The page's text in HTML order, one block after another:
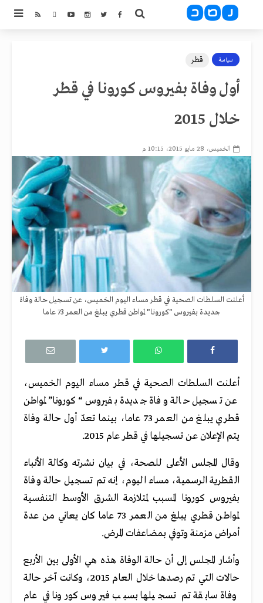
سياسة قطر
أول وفاة بفيروس كورونا في قطر
خلال 2015
الخميس، 28 مايو 2015، 10:15 م
أعلنت السلطات الصحية في قطر مساء اليوم الخميس، عن تسجيل حالة وفاة
جديدة بفيروس "كورونا" لمواطن قطري يبلغ من العمر 73 عاما
أعلنت السلطات الصحية في قطر مساء اليوم الخميس،
عن تسجيل حالة وفاة جديدة بفيروس “كورونا” لمواطن
قطري يبلغ من العمر 73 عاما، بينما تعدّ أول حالة وفاة
يتم الإعلان عن تسجيلها في قطر عام 2015.
وقال المجلس الأعلى للصحة، في بيان نشرته وكالة الأنباء
القطرية الرسمية، مساء اليوم، إنه تم تسجيل حالة وفاة
بفيروس كورونا المسبب لمتلازمة الشرق الأوسط التنفسية
لمواطن قطري يبلغ من العمر 73 عاما كان يعاني من عدة
أمراض مزمنة وتوفي بمضاعفات المرض.
وأشار المجلس إلى أن حالة الوفاة هذه هي الأولى بين الأربع
حالات التي تم رصدها خلال العام 2015، وكانت آخر حالة
وفاة سابقة تم تسجيلها بسبب فيروس كورونا في عام